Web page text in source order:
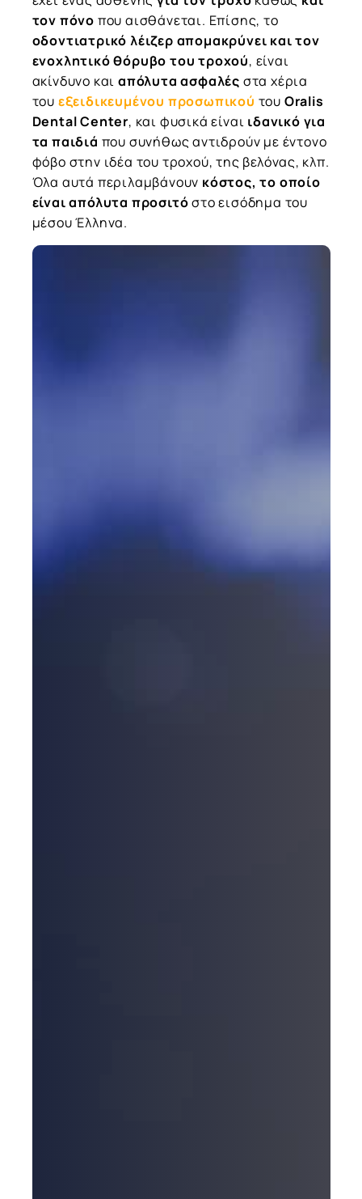
τον πόνο που αισθάνεται. Επίσης, το
οδοντιατρικό λέιζερ απομακρύνει και τον
ενοχλητικό θόρυβο του τροχού, είναι
ακίνδυνο και απόλυτα ασφαλές στα χέρια
του εξειδικευμένου προσωπικού του Oralis
Dental Center, και φυσικά είναι ιδανικό για
τα παιδιά που συνήθως αντιδρούν με έντονο
φόβο στην ιδέα του τροχού, της βελόνας, κλπ.
Όλα αυτά περιλαμβάνουν κόστος, το οποίο
είναι απόλυτα προσιτόστο εισόδημα του
μέσου Έλληνα.